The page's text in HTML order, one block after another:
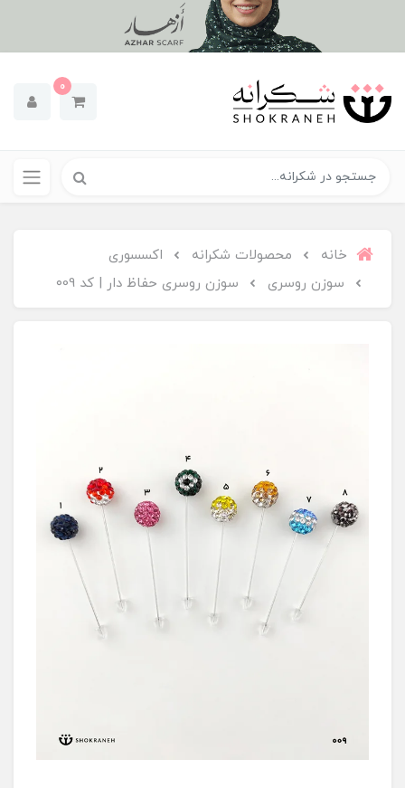
0
خانه محصولات شکرانه
اکسسوری
سوزن روسری
سوزن روسری حفاظ دار | کد ۰09